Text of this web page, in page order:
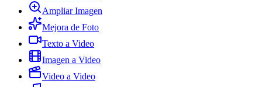
Ampliar Imagen
Mejora de Foto
Texto a Video
Imagen a Video
Video a Video